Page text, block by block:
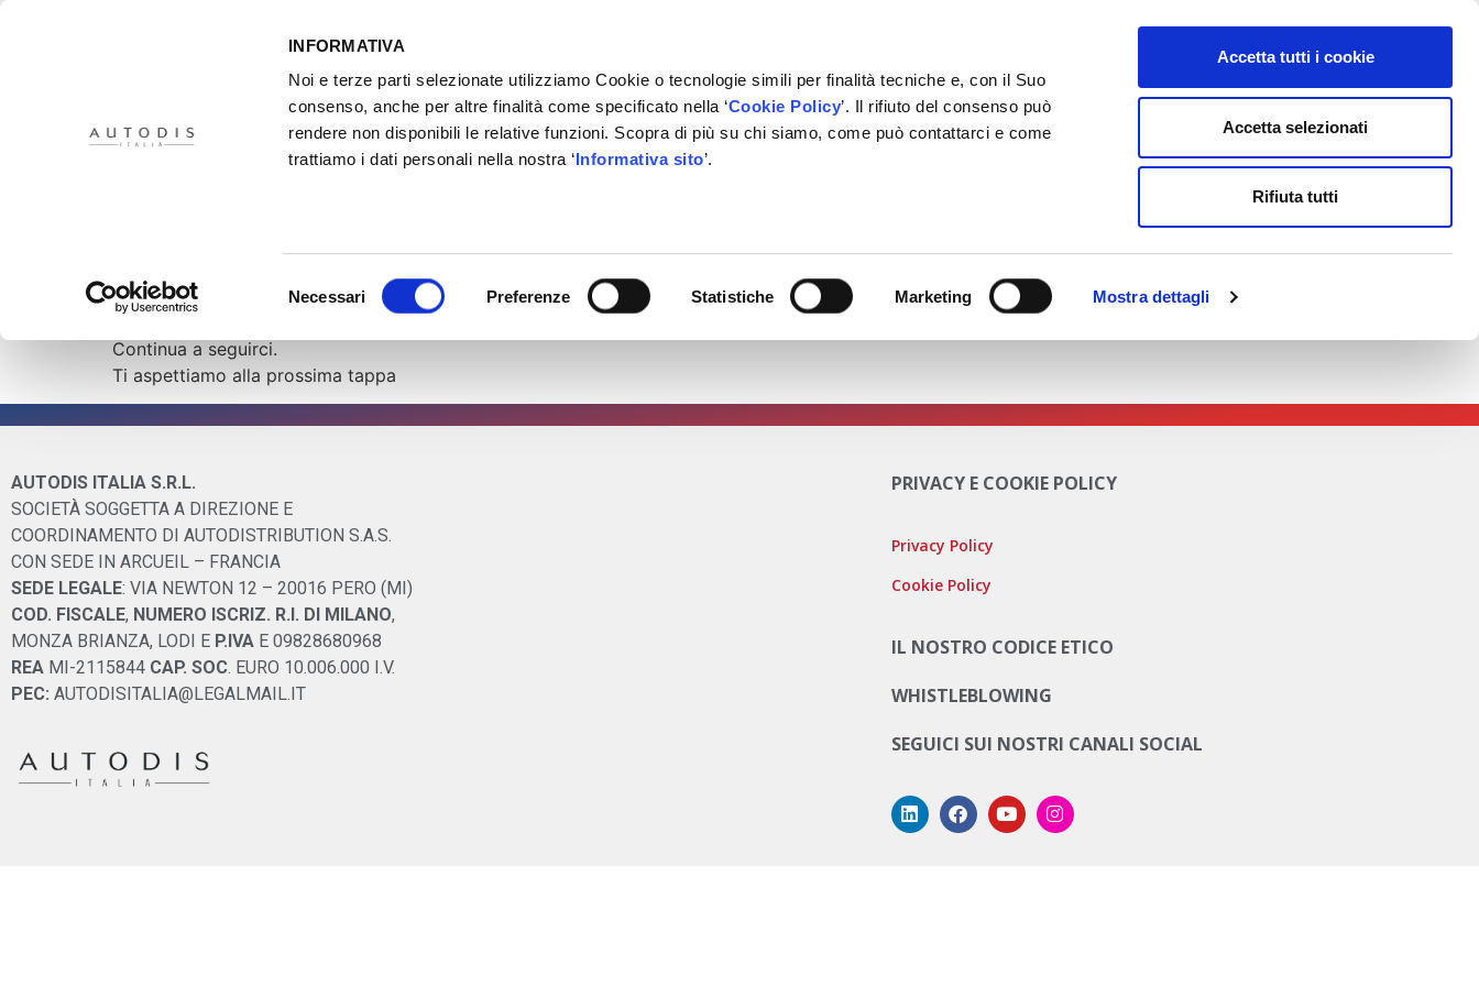
INFORMATIVA
Noi e terze parti selezionate utilizziamo Cookie o tecnologie simili per finalità tecniche e, con il Suo
consenso, anche per altre finalità come specificato nella ‘Cookie Policy’. Il rifiuto del consenso può
rendere non disponibili le relative funzioni. Scopra di più su chi siamo, come può contattarci e come
trattiamo i dati personali nella nostra ‘Informativa sito’.
del
Necessari Preferenze Statistiche Marketing Mostra dettagli
Accetta tutti i cookie
Accetta selezionati
Rifiuta tutti
IL PROGETTO DISTRIBUTORI XMASTER PRIVATE LABEL FORNITORI PARTNER BACHECA CONTATTI AREA RISERVATA
Insieme agli autoriparatori siciliani abbiamo visto e provato due mobilità: elettrico ed endotermico
Continua a seguirci.
Ti aspettiamo alla prossima tappa
AUTODIS ITALIA S.R.L.
SOCIETÀ SOGGETTA A DIREZIONE E
COORDINAMENTO DI AUTODISTRIBUTION S.A.S.
CON SEDE IN ARCUEIL – FRANCIA
SEDE LEGALE: VIA NEWTON 12 – 20016 PERO (MI)
COD. FISCALE, NUMERO ISCRIZ. R.I. DI MILANO,
MONZA BRIANZA, LODI E P.IVA E 09828680968
REA MI-2115844 CAP. SOC. EURO 10.006.000 I.V.
PEC: AUTODISITALIA@LEGALMAIL.IT
PRIVACY E COOKIE POLICY
Privacy Policy
Cookie Policy
IL NOSTRO CODICE ETICO
WHISTLEBLOWING
SEGUICI SUI NOSTRI CANALI SOCIAL